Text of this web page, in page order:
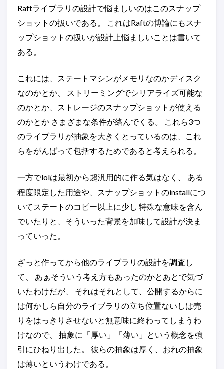
Raftライブラリの設計で悩ましいのはこのスナップ
ショットの扱いである。 これはRaftの博論にもスナ
ップショットの扱いが設計上悩ましいことは書いて
ある。
これには、ステートマシンがメモリなのかディスク
なのかとか、 ストリーミングでシリアライズ可能な
のかとか、ストレージのスナップショットが使える
のかとか さまざまな条件が絡んでくる。 これら3つ
のライブラリが抽象を大きくとっているのは、これ
らをがんばって包括するためであると考えられる。
一方でlolは最初から超汎用的に作る気はなく、 ある
程度限定した用途や、スナップショットのinstallにつ
いてステートのコピー以上に少し 特殊な意味を含ん
でいたりと、そういった背景を加味して設計が決ま
っていった。
ざっと作ってから他のライブラリの設計を調査し
て、 あぁそういう考え方もあったのかとあとで気づ
いたわけだが、 それはそれとして、公開するからに
は何かしら自分のライブラリの立ち位置ないしは売
りをはっきりさせないと無意味に終わってしまうわ
けなので、 抽象に「厚い」「薄い」という概念を強
引にひねり出した。 彼らの抽象は厚く、おれの抽象
は薄いというわけである。